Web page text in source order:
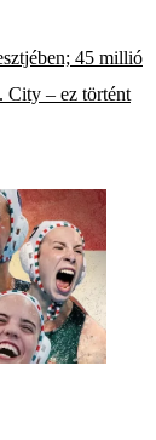
45 millió
City – ez történt